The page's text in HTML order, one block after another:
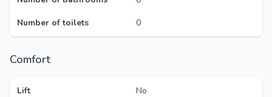
Number of toilets
0
Comfort
Lift
No